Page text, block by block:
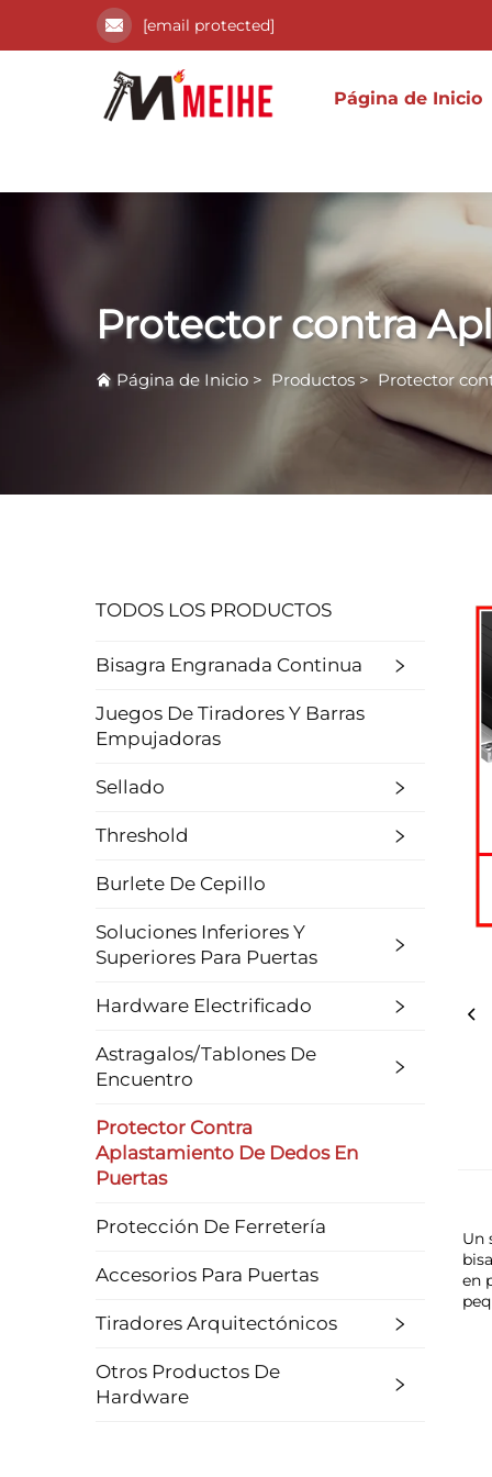
[email protected]
Página de Inicio
Protector contra
Página de Inicio > Productos>Protector
TODOS LOS PRODUCTOS
Bisagra Engranada Continua
Juegos De Tiradores Y Barras
Empujadoras
Sellado
Threshold
Burlete De Cepillo
Soluciones Inferiores Y
Superiores Para Puertas
Hardware Electrificado
Astragalos/Tablones De
Encuentro
Protector Contra
Aplastamiento De Dedos En
Puertas
Protección De Ferretería
Accesorios Para Puertas
Tiradores Arquitectónicos
Otros Productos De
Hardware
Un
en